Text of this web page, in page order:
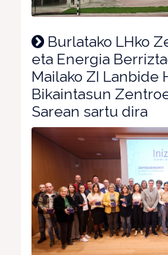
Burlatako LHko
eta Energia
Mailako ZI Lanbide
Bikaintasun
Sarean sartu dira